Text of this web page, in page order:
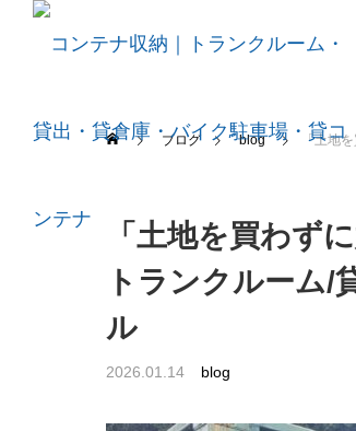
ブログ blog 「土地
「土地を買わず
トランクルーム/
ル
2026.01.14 blog